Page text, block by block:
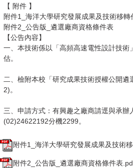
【 附件 】
附件1_海洋大學研究發展成果及技術移轉
附件2_公告版_遴選廠商資格條件表
【公告內容】
一、本技術係以「高頻高速電性設計技術
估。
二、檢附本校「研究成果技術授權公開
2)。
三、申請方式：有興趣之廠商請逕與承辦
(02)24622192分機2299。
附件1_海洋大學研究發展成果及技術
附件2_公告版_遴選廠商資格條件表